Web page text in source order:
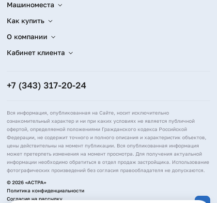
Машиноместа
Как купить
О компании
Кабинет клиента
+7 (343) 317-20-24
Вся информация, опубликованная на Сайте, носит исключительно
ознакомительный характер и ни при каких условиях не является публичной
офертой, определяемой положениями Гражданского кодекса Российской
Федерации, не содержит точного и полного описания и характеристик объектов,
цены действительны на момент публикации. Вся опубликованная информация
может претерпеть изменения на момент просмотра. Для получения актуальной
информации необходимо обратиться в отдел продаж застройщика. Использование
фотографических произведений без согласия правообладателя не допускаются.
© 2026 «АСТРА»
Политика конфиденциальности
Согласие на рассылку